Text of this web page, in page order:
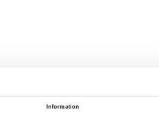
Information